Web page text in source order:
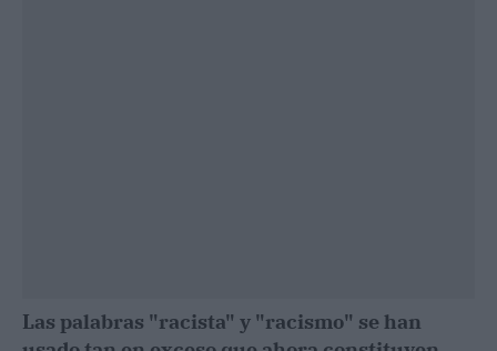
Las palabras "racista" y "racismo" se han